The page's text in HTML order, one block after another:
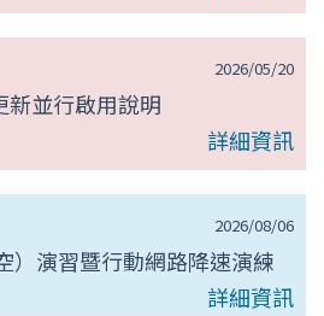
2026/05/20
新並行啟用說明
詳細資訊
2026/08/06
）演習暨行動網路降速演練
詳細資訊